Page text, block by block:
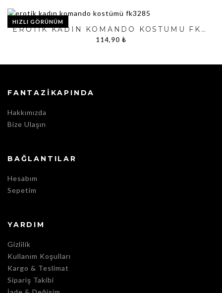
HIZLI GÖRÜNÜM
EROTIK KADIN KOMANDO KOSTÜMÜ FK3285
114,90 ₺
FANTAZIKAPINDA
Hakkımızda
Bize Ulaşın
BAĞLANTILAR
Hesabım
Sepetim
YARDIM
Gizlilik
Kullanım Koşulları
Kargo & Teslimat
Sipariş Takibi